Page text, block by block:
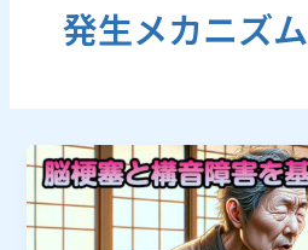
発生メカニズム